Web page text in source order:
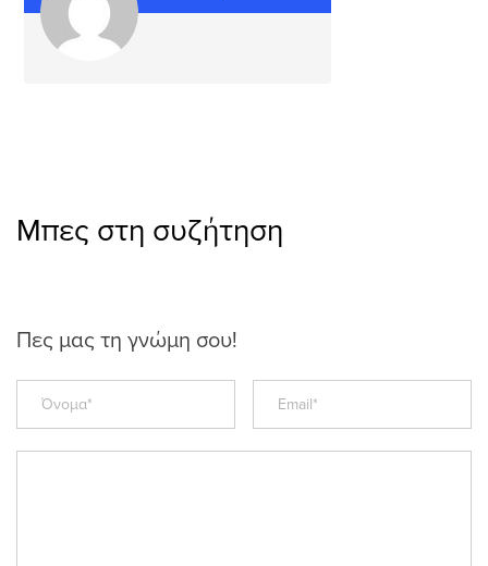
Μπες στη συζήτηση
Πες μας τη γνώμη σου!